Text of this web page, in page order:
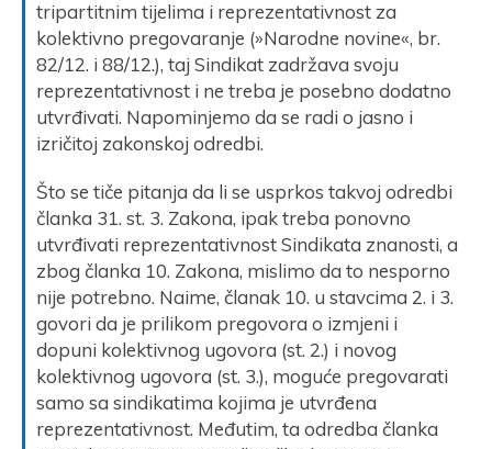
tripartitnim tijelima i reprezentativnost za
kolektivno pregovaranje (»Narodne novine«, br.
82/12. i 88/12.), taj Sindikat zadržava svoju
reprezentativnost i ne treba je posebno dodatno
utvrđivati. Napominjemo da se radi o jasno i
izričitoj zakonskoj odredbi.
Što se tiče pitanja da li se usprkos takvoj odredbi
članka 31. st. 3. Zakona, ipak treba ponovno
utvrđivati reprezentativnost Sindikata znanosti, a
zbog članka 10. Zakona, mislimo da to nesporno
nije potrebno. Naime, članak 10. u stavcima 2. i 3.
govori da je prilikom pregovora o izmjeni i
dopuni kolektivnog ugovora (st. 2.) i novog
kolektivnog ugovora (st. 3.), moguće pregovarati
samo sa sindikatima kojima je utvrđena
reprezentativnost. Međutim, ta odredba članka